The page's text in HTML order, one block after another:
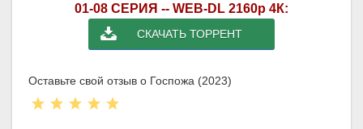
01-08 СЕРИЯ -- WEB-DL 2160p 4К:
СКАЧАТЬ ТОРРЕНТ
Оставьте свой отзыв о Госпожа (2023)